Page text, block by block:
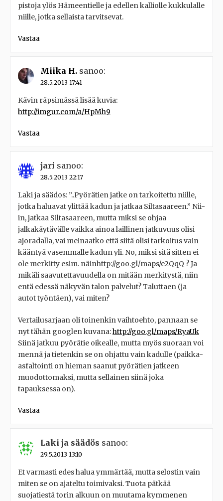
pistoja ylös Hämeentielle ja edellen kalliolle kukkulalle
niille, jotka sellaista tarvitsevat.
Vastaa
Miika H. sanoo:
28.5.2013 17:41
Kävin räpsimässä lisää kuvia:
http://imgur.com/a/HpMh9
Vastaa
jari sanoo:
28.5.2013 22:17
Laki ja säädos: ”..Pyörätien jatke on tarkoitettu niille,
jotka haluavat ylittää kadun ja jatkaa Siltasaareen.” Nii-
in, jatkaa Siltasaareen, mutta miksi se ohjaa
jalkakäytävälle vaikka ainoa laillinen jatkuvuus olisi
ajoradalla, vai meinaatko että siitä olisi tarkoitus vain
kääntyä vasemmalle kadun yli. No, miksi sitä sitten ei
ole merkitty esim. näinhttp://goo.gl/maps/e2QqQ ? Ja
mikäli saavutettavuudella on mitään merkitystä, niin
entä edessä näkyvän talon palvelut? Taluttaen (ja
autot työntäen), vai miten?
Vertailusarjaan oli toinenkin vaihtoehto, pannaan se
nyt tähän googlen kuvana:http://goo.gl/maps/RyaUk
Siinä jatkuu pyörätie oikealle, mutta myös suoraan voi
mennä ja tietenkin se on ohjattu vain kadulle (paikka-
asfaltointi on hieman saanut pyörätien jatkeen
muodottomaksi, mutta sellainen siinä joka
tapauksessa on).
Vastaa
Laki ja säädös sanoo:
29.5.2013 13:10
Et varmasti edes halua ymmärtää, mutta selostin vain
miten se on ajateltu toimivaksi. Tuota pätkää
suojatiestä torin alkuun on muutama kymmenen